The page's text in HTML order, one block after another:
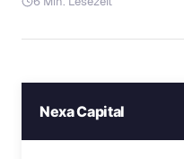
Nexa Capital